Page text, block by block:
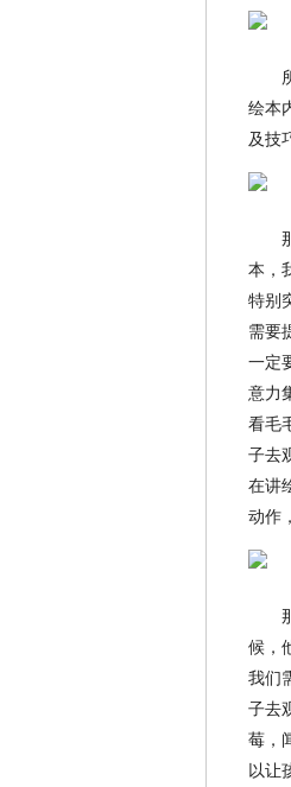
绘本
及技
本，
特别
需要
一定
意力
看毛
子去
在讲
动作
候，
我们
子去
莓，
以让